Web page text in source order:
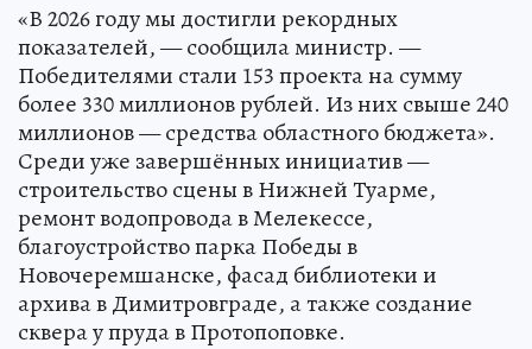
«В 2026 году мы достигли рекордных
показателей, — сообщила министр. —
Победителями стали 153 проекта на сумму
более 330 миллионов рублей. Из них свыше 240
миллионов — средства областного бюджета».
Среди уже завершённых инициатив —
строительство сцены в Нижней Туарме,
ремонт водопровода в Мелекессе,
благоустройство парка Победы в
Новочеремшанске, фасад библиотеки и
архива в Димитровграде, а также создание
сквера у пруда в Протопоповке.